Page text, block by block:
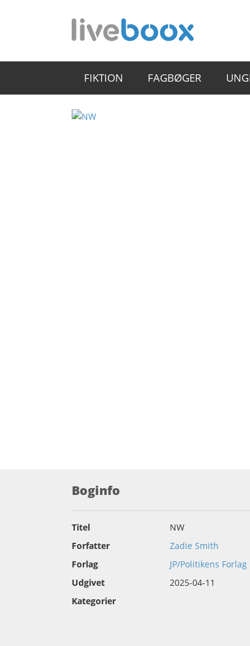
FIKTION FAGBØGER
Boginfo
Titel
NW
Forfatter
Zadie Smith
Forlag
JP/Politikens Forlag
Udgivet
2025-04-11
Kategorier